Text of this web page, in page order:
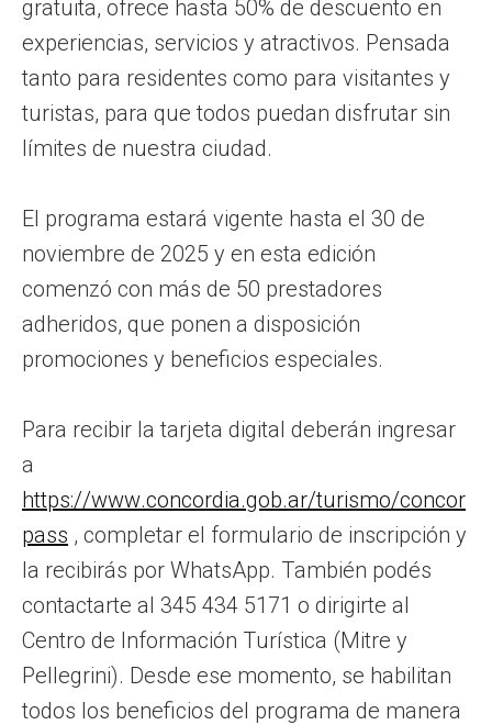
gratuita, ofrece hasta 50% de descuento en
experiencias, servicios y atractivos. Pensada
tanto para residentes como para visitantes y
turistas, para que todos puedan disfrutar sin
límites de nuestra ciudad.
El programa estará vigente hasta el 30 de
noviembre de 2025 y en esta edición
comenzó con más de 50 prestadores
adheridos, que ponen a disposición
promociones y beneficios especiales.
Para recibir la tarjeta digital deberán ingresar
a
https://www.concordia.gob.ar/turismo/concor
pass , completar el formulario de inscripción y
la recibirás por WhatsApp. También podés
contactarte al 345 434 5171 o dirigirte al
Centro de Información Turística (Mitre y
Pellegrini). Desde ese momento, se habilitan
todos los beneficios del programa de manera